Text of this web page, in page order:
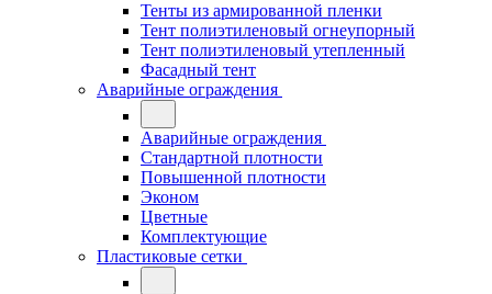
Тенты из армированной пленки
Тент полиэтиленовый огнеупорный
Тент полиэтиленовый утепленный
Фасадный тент
Аварийные ограждения
Аварийные ограждения
Стандартной плотности
Повышенной плотности
Эконом
Цветные
Комплектующие
Пластиковые сетки